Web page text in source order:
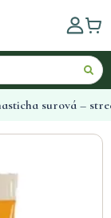
surová –